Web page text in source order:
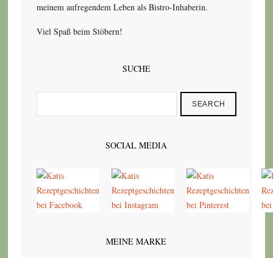
meinem aufregendem Leben als Bistro-Inhaberin.
Viel Spaß beim Stöbern!
SUCHE
SEARCH
SOCIAL MEDIA
MEINE MARKE